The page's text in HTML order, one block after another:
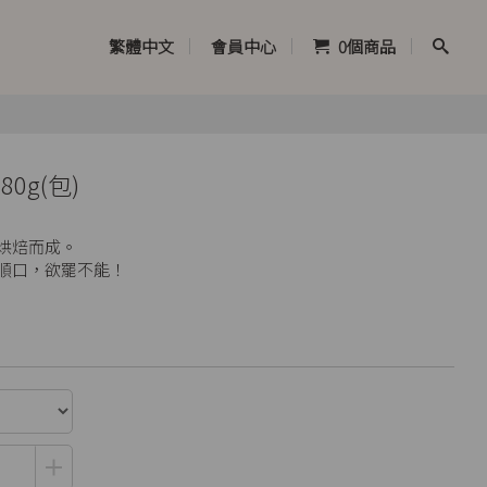
繁體中文 會員中心 0個商品
包)
焙而成。
口，欲罷不能！